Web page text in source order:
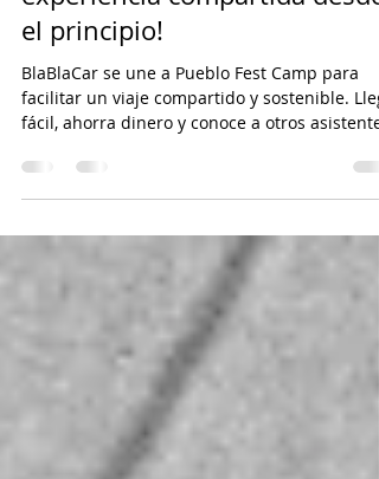
¡BlaBlaCar se une a Pueblo
Fest Camp para una
experiencia compartida desde
el principio!
BlaBlaCar se une a Pueblo Fest Camp para